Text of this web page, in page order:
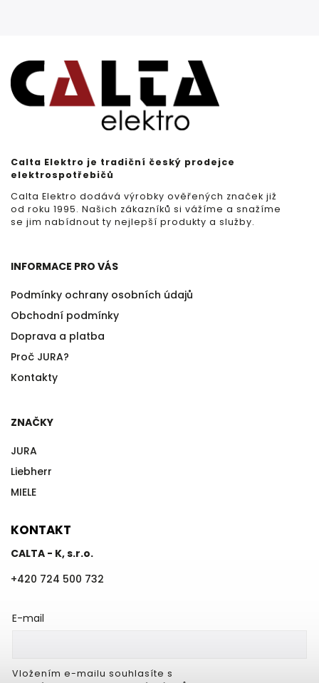
Calta Elektro je tradiční český prodejce
elektrospotřebičů
Calta Elektro dodává výrobky ověřených značek již
od roku 1995. Našich zákazníků si vážíme a snažíme
se jim nabídnout ty nejlepší produkty a služby.
INFORMACE PRO VÁS
Podmínky ochrany osobních údajů
Obchodní podmínky
Doprava a platba
Proč JURA?
Kontakty
ZNAČKY
JURA
Liebherr
MIELE
KONTAKT
CALTA - K, s.r.o.
+420 724 500 732
E-mail
Vložením e-mailu souhlasíte s